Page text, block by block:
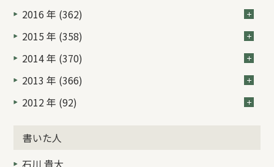
2016 年 (362)
2015 年 (358)
2014 年 (370)
2013 年 (366)
2012 年 (92)
書いた人
石川 貴大